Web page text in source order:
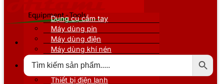
Dụng cụ cầm tay
Máy dùng pin
Máy dùng điện
Máy dùng khí nén
Thiết bị nâng đỡ
Thiết bị điện lạnh